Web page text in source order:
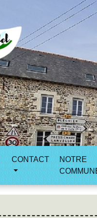
CONTACT
NOTRE